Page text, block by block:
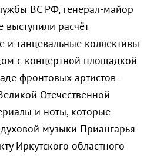
ВС РФ, генерал-майор
выступили расчёт
танцевальные коллективы
с концертной площадкой
фронтовых артистов-
Отечественной
и ноты, которые
музыки Приангарья
Иркутского областного